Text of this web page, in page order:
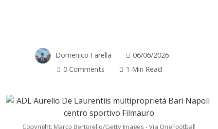
Domenico Farella
06/06/2026
0 Comments
1 Min Read
Copyright: Marco Bertorello/Getty Images - Via OneFootball